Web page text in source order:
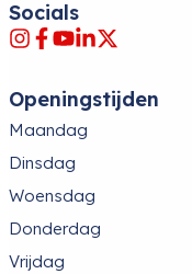
Socials
Openingstijden
Maandag
Dinsdag
Woensdag
Donderdag
Vrijdag